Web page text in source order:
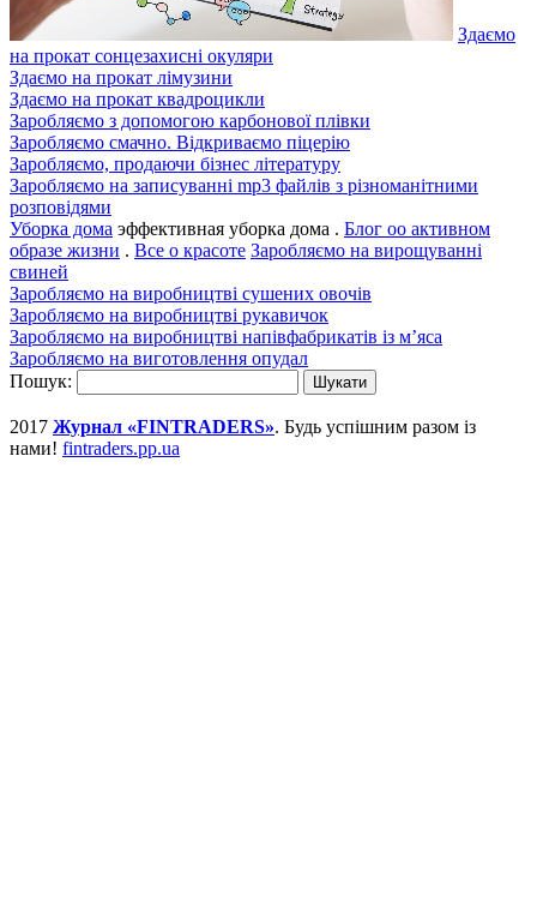
Здаємо
на прокат сонцезахисні окуляри
Здаємо на прокат лімузини
Здаємо на прокат квадроцикли
Заробляємо з допомогою карбонової плівки
Заробляємо смачно. Відкриваємо піцерію
Заробляємо, продаючи бізнес літературу
Заробляємо на записуванні mp3 файлів з різноманітними
розповідями
Уборка дома эффективная уборка дома . Блог оо активном
образе жизни . Все о красоте Заробляємо на вирощуванні
свиней
Заробляємо на виробництві сушених овочів
Заробляємо на виробництві рукавичок
Заробляємо на виробництві напівфабрикатів із м’яса
Заробляємо на виготовлення опудал
Пошук:
2017 Журнал «FINTRADERS». Будь успішним разом із
нами! fintraders.pp.ua